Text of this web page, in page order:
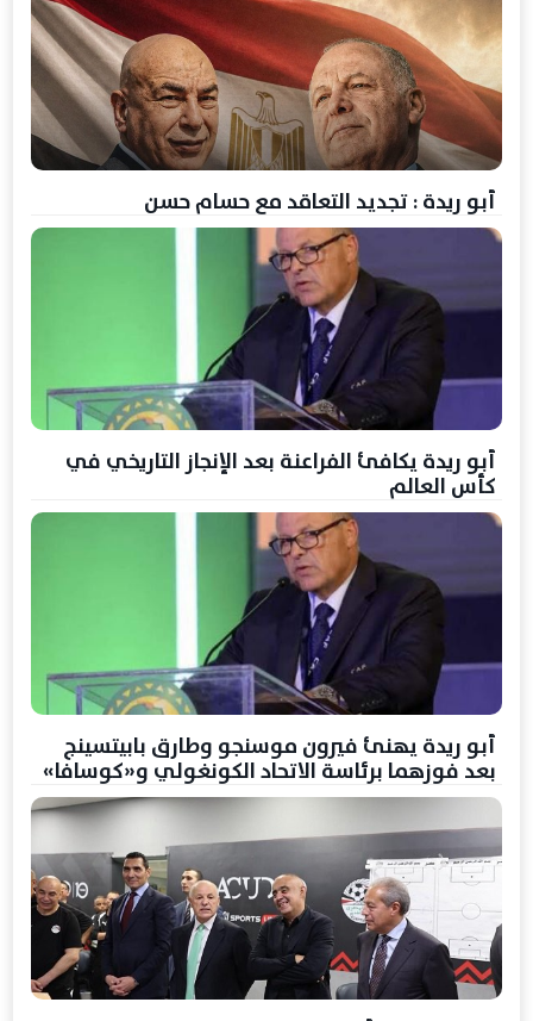
أبو ريدة : تجديد التعاقد مع حسام حسن
أبو ريدة يكافئ الفراعنة بعد الإنجاز التاريخي في
كأس العالم
أبو ريدة يهنئ فيرون موسنجو وطارق بابيتسينج
بعد فوزهما برئاسة الاتحاد الكونغولي و«كوسافا»